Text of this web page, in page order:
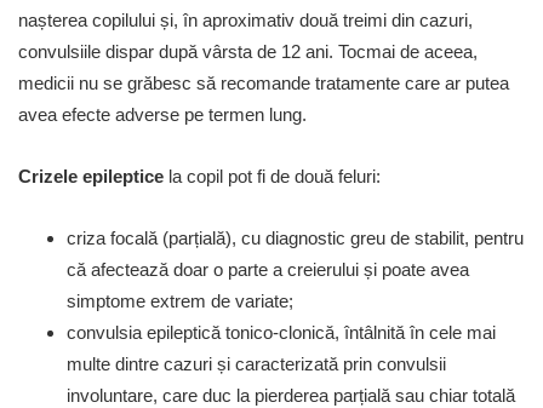
nașterea copilului și, în aproximativ două treimi din cazuri,
convulsiile dispar după vârsta de 12 ani. Tocmai de aceea,
medicii nu se grăbesc să recomande tratamente care ar putea
avea efecte adverse pe termen lung.
Crizele epileptice la copil pot fi de două feluri:
criza focală (parțială), cu diagnostic greu de stabilit, pentru
că afectează doar o parte a creierului și poate avea
simptome extrem de variate;
convulsia epileptică tonico-clonică, întâlnită în cele mai
multe dintre cazuri și caracterizată prin convulsii
involuntare, care duc la pierderea parțială sau chiar totală